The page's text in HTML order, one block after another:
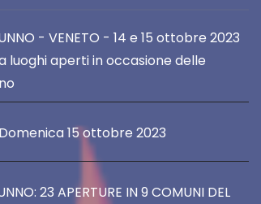
- VENETO - 14 e 15 ottobre 2023
aperti in occasione delle
Domenica 15 ottobre 2023
23 APERTURE IN 9 COMUNI DEL